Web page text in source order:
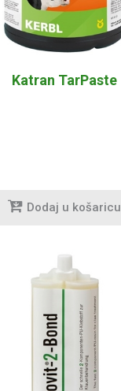
Katran TarPaste
Dodaj u košaricu